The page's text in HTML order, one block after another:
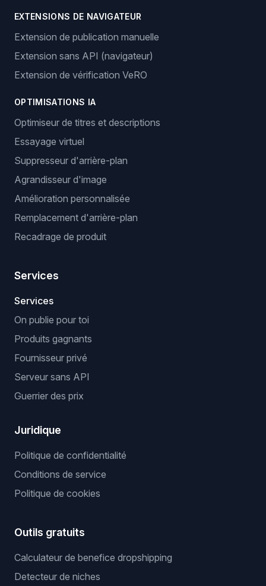
EXTENSIONS DE NAVIGATEUR
Extension de publication manuelle
Extension sans API (navigateur)
Extension de vérification VeRO
OPTIMISATIONS IA
Optimiseur de titres et descriptions
Essayage virtuel
Suppresseur d'arrière-plan
Agrandisseur d'image
Amélioration personnalisée
Remplacement d'arrière-plan
Recadrage de produit
Services
Services
On publie pour toi
Produits gagnants
Fournisseur privé
Serveur sans API
Guerrier des prix
Juridique
Politique de confidentialité
Conditions de service
Politique de cookies
Outils gratuits
Calculateur de benefice dropshipping
Detecteur de niches